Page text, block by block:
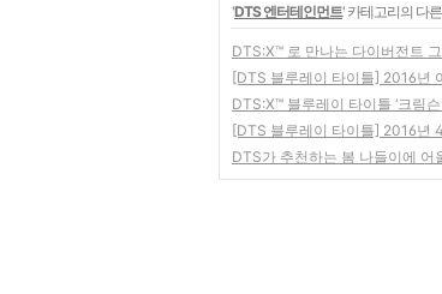
'DTS 엔터테인먼트' 카테고리의 다
DTS:X™ 로 만나는 다이버전트
[DTS 블루레이 타이틀] 2016년
DTS:X™ 블루레이 타이틀 ‘크림
[DTS 블루레이 타이틀] 2016년
DTS가 추천하는 봄 나들이에 어